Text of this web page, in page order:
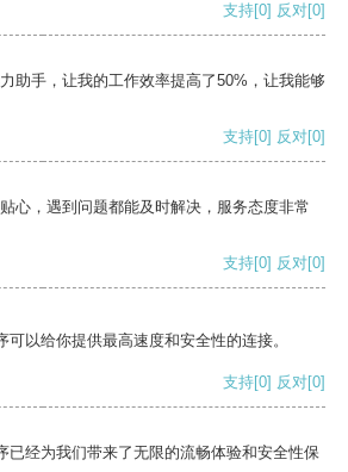
支持[0] 反对[0]
助手，让我的工作效率提高了50%，让我能够
支持[0] 反对[0]
心，遇到问题都能及时解决，服务态度非常
支持[0] 反对[0]
以给你提供最高速度和安全性的连接。
支持[0] 反对[0]
已经为我们带来了无限的流畅体验和安全性保